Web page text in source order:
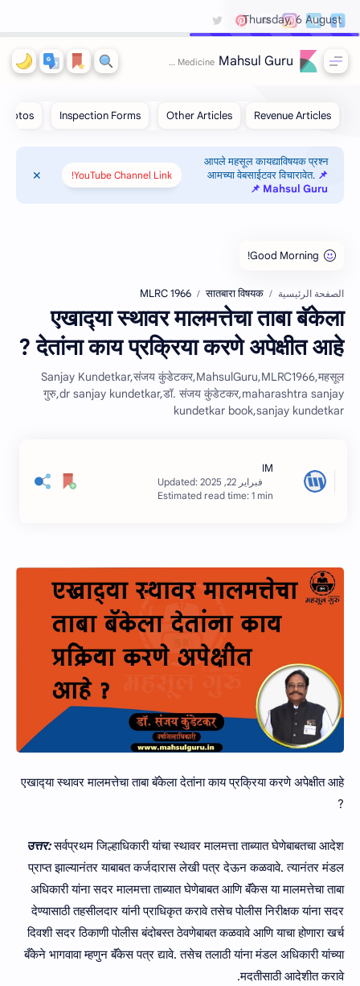
Thursday, 6 August
Mahsul Guru
आपले महसूल कायद्याविषयक प्रश्न
आमच्या वेबसाईटवर विचारावेत. 📌
Mahsul Guru 📌
YouTube Channel Link!
الصفحة الرئيسية MLRC 1966 सातबारा विषयक
एखाद्‍या स्थावर मालमत्तेचा ताबा बॅकेला
देतांना काय प्रक्रिया करणे अपेक्षीत आहे ?
Sanjay Kundetkar,संजय कुंडेटकर,MahsulGuru,MLRC1966,महसूल
गुरु,dr sanjay kundetkar,डॉ. संजय कुंडेटकर,maharashtra sanjay
kundetkar book,sanjay kundetkar
Estimated read time: 1 min
एखाद्‍या स्थावर मालमत्तेचा ताबा बॅकेला देतांना काय प्रक्रिया करणे अपेक्षीत आहे
?
उत्तर:सर्वप्रथम जिल्हाधिकारी यांचा स्थावर मालमत्ता ताब्यात घेणेबाबतचा आदेश
प्राप्त झाल्यानंतर याबाबत कर्जदारास लेखी पत्र देऊन कळवावे. त्यानंतर मंडल
अधिकारी यांना सदर मालमत्ता ताब्यात घेणेबाबत आणि बॅंकेस या मालमत्तेचा ताबा
देण्यासाठी तहसीलदार यांनी प्राधिकृत करावे तसेच पोलीस निरीक्षक यांना सदर
दिवशी सदर ठिकाणी पोलीस बंदोबस्त ठेवणेबाबत कळवावे आणि याचा होणारा खर्च
बँकेने भागवावा म्हणुन बॅंकेस पत्र द्यावे. तसेच तलाठी यांना मंडल अधिकारी यांच्या
मदतीसाठी आदेशीत करावे.